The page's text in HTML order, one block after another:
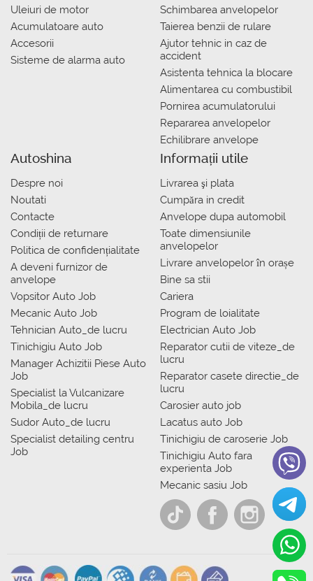
Uleiuri de motor
Acumulatoare auto
Accesorii
Sisteme de alarma auto
Schimbarea anvelopelor
Taierea benzii de rulare
Ajutor tehnic in caz de
accident
Asistenta tehnica la blocare
Alimentarea cu combustibil
Pornirea acumulatorului
Repararea anvelopelor
Echilibrare anvelope
Autoshina
Despre noi
Noutati
Contacte
Condiții de returnare
Politica de confidențialitate
A deveni furnizor de
anvelope
Vopsitor Auto Job
Mecanic Auto Job
Tehnician Auto_de lucru
Tinichigiu Auto Job
Manager Achizitii Piese Auto
Job
Specialist la Vulcanizare
Mobila_de lucru
Sudor Auto_de lucru
Specialist detailing centru
Job
Informații utile
Livrarea şi plata
Сumpăra in credit
Anvelope dupa automobil
Toate dimensiunile
anvelopelor
Livrare anvelopelor în orașe
Bine sa stii
Cariera
Program de loialitate
Electrician Auto Job
Reparator cutii de viteze_de
lucru
Reparator casete directie_de
lucru
Carosier auto job
Lacatus auto Job
Tinichigiu de caroserie Job
Tinichigiu Auto fara
experienta Job
Mecanic sasiu Job